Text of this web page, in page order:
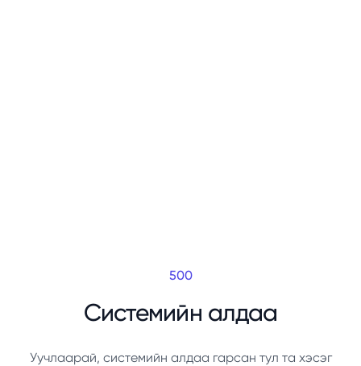
500
Системийн алдаа
Уучлаарай, системийн алдаа гарсан тул та хэсэг